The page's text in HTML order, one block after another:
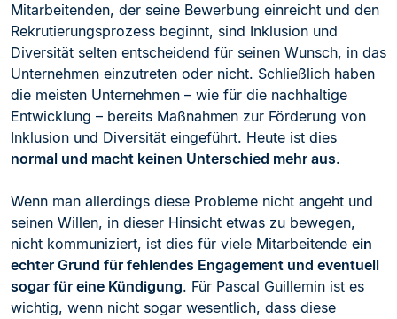
Mitarbeitenden, der seine Bewerbung einreicht und den
Rekrutierungsprozess beginnt, sind Inklusion und
Diversität selten entscheidend für seinen Wunsch, in das
Unternehmen einzutreten oder nicht. Schließlich haben
die meisten Unternehmen – wie für die nachhaltige
Entwicklung – bereits Maßnahmen zur Förderung von
Inklusion und Diversität eingeführt. Heute ist dies
normal und macht keinen Unterschied mehr aus.
Wenn man allerdings diese Probleme nicht angeht und
seinen Willen, in dieser Hinsicht etwas zu bewegen,
nicht kommuniziert, ist dies für viele Mitarbeitende ein
echter Grund für fehlendes Engagement und eventuell
sogar für eine Kündigung. Für Pascal Guillemin ist es
wichtig, wenn nicht sogar wesentlich, dass diese